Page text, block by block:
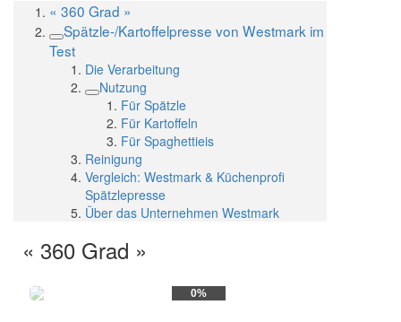
« 360 Grad »
Spätzle-/Kartoffelpresse von Westmark im
Test
Die Verarbeitung
Nutzung
Für Spätzle
Für Kartoffeln
Für Spaghettieis
Reinigung
Vergleich: Westmark & Küchenprofi
Spätzlepresse
Über das Unternehmen Westmark
« 360 Grad »
0%